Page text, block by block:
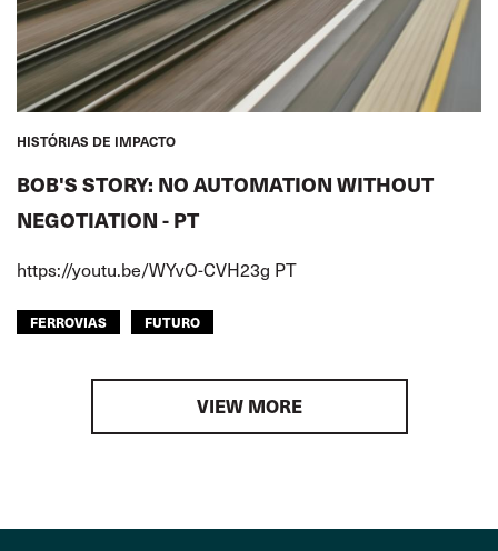
HISTÓRIAS DE IMPACTO
BOB'S STORY: NO AUTOMATION WITHOUT
NEGOTIATION - PT
https://youtu.be/WYvO-CVH23g PT
FERROVIAS FUTURO
VIEW MORE